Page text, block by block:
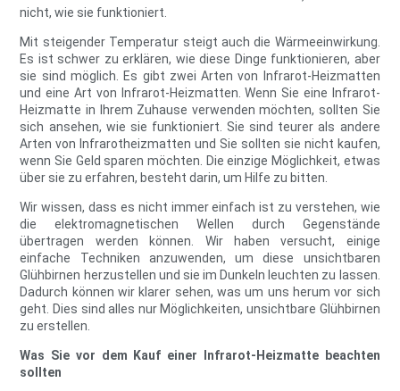
nicht, wie sie funktioniert.
Mit steigender Temperatur steigt auch die Wärmeeinwirkung.
Es ist schwer zu erklären, wie diese Dinge funktionieren, aber
sie sind möglich. Es gibt zwei Arten von Infrarot-Heizmatten
und eine Art von Infrarot-Heizmatten. Wenn Sie eine Infrarot-
Heizmatte in Ihrem Zuhause verwenden möchten, sollten Sie
sich ansehen, wie sie funktioniert. Sie sind teurer als andere
Arten von Infrarotheizmatten und Sie sollten sie nicht kaufen,
wenn Sie Geld sparen möchten. Die einzige Möglichkeit, etwas
über sie zu erfahren, besteht darin, um Hilfe zu bitten.
Wir wissen, dass es nicht immer einfach ist zu verstehen, wie
die elektromagnetischen Wellen durch Gegenstände
übertragen werden können. Wir haben versucht, einige
einfache Techniken anzuwenden, um diese unsichtbaren
Glühbirnen herzustellen und sie im Dunkeln leuchten zu lassen.
Dadurch können wir klarer sehen, was um uns herum vor sich
geht. Dies sind alles nur Möglichkeiten, unsichtbare Glühbirnen
zu erstellen.
Was Sie vor dem Kauf einer Infrarot-Heizmatte beachten
sollten